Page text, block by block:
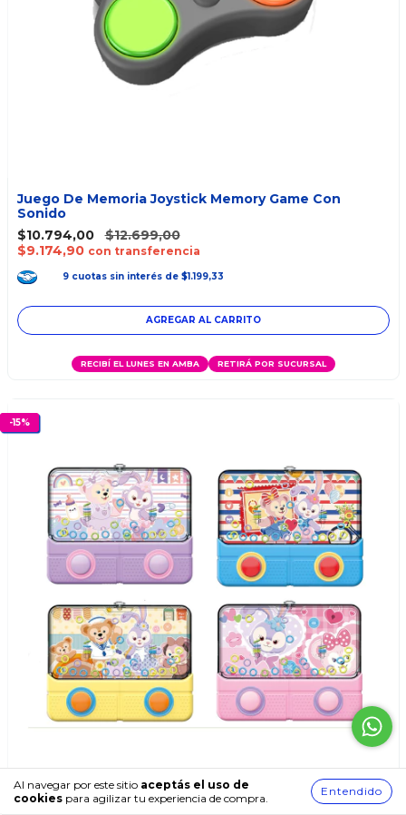
Al navegar por este sitio aceptás el uso de
cookies para agilizar tu experiencia de compra.
Entendido
Juego De Memoria Joystick Memory Game Con
Sonido
$10.794,00
$12.699,00
$9.174,90 con transferencia
9 cuotas sin interés de $1.199,33
RECIBÍ EL LUNES EN AMBA RETIRÁ POR SUCURSAL
-15%
Wav Play Animalitos Water Rings